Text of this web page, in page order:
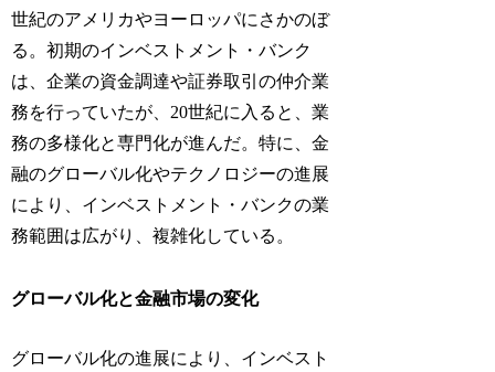
世紀のアメリカやヨーロッパにさかのぼ
る。初期のインベストメント・バンク
は、企業の資金調達や証券取引の仲介業
務を行っていたが、20世紀に入ると、業
務の多様化と専門化が進んだ。特に、金
融のグローバル化やテクノロジーの進展
により、インベストメント・バンクの業
務範囲は広がり、複雑化している。
グローバル化と金融市場の変化
グローバル化の進展により、インベスト